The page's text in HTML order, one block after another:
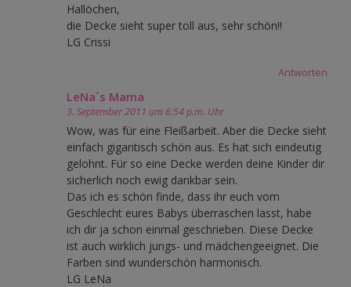
Hallöchen,
die Decke sieht super toll aus, sehr schön!!
LG Crissi
Antworten
LeNa´s Mama
3. September 2011 um 6:54 p.m. Uhr
Wow, was für eine Fleißarbeit. Aber die Decke sieht
einfach gigantisch schön aus. Es hat sich eindeutig
gelohnt. Für so eine Decke werden deine Kinder dir
sicherlich noch ewig dankbar sein.
Das ich es schön finde, dass ihr euch vom
Geschlecht eures Babys überraschen lasst, habe
ich dir ja schon einmal geschrieben. Diese Decke
ist auch wirklich jungs- und mädchengeeignet. Die
Farben sind wunderschön harmonisch.
LG LeNa